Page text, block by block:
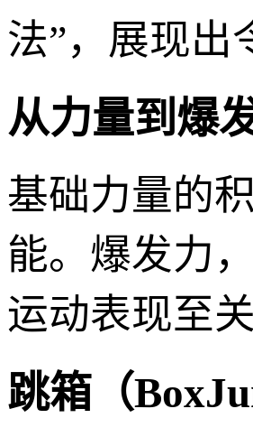
法”，展现出
从力量到爆
基础力量的
能。爆发力
运动表现至关
跳箱（